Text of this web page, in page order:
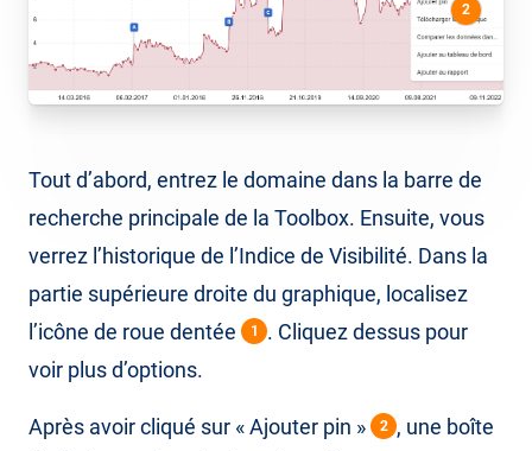
2
Tout d’abord, entrez le domaine dans la barre de
recherche principale de la Toolbox. Ensuite, vous
verrez l’historique de l’Indice de Visibilité. Dans la
partie supérieure droite du graphique, localisez
l’icône de roue dentée
1
. Cliquez dessus pour
voir plus d’options.
Après avoir cliqué sur « Ajouter pin » 2
, une boîte